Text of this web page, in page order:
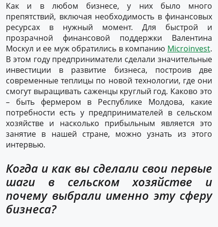
Как и в любом бизнесе, у них было много
препятствий, включая необходимость в финансовых
ресурсах в нужный момент. Для быстрой и
прозрачной финансовой поддержки Валентина
Москул и ее муж обратились в компанию Microinvest.
В этом году предприниматели сделали значительные
инвестиции в развитие бизнеса, построив две
современные теплицы по новой технологии, где они
смогут выращивать саженцы круглый год. Каково это
– быть фермером в Республике Молдова, какие
потребности есть у предпринимателей в сельском
хозяйстве и насколько прибыльным является это
занятие в нашей стране, можно узнать из этого
интервью.
Когда и как вы сделали свои первые
шаги в сельском хозяйстве и
почему выбрали именно эту сферу
бизнеса?